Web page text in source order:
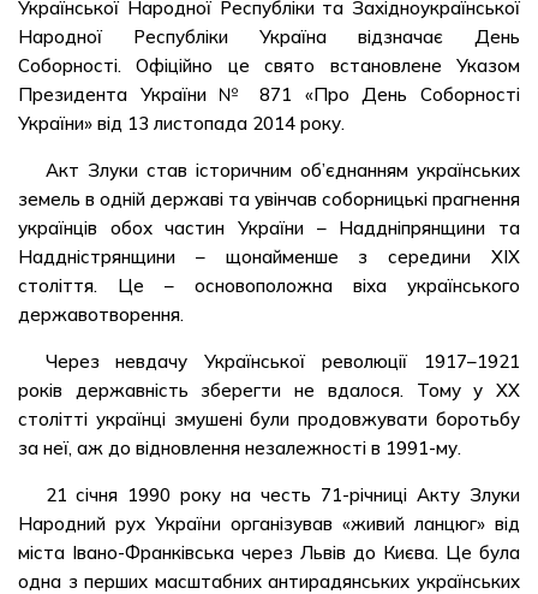
Української Народної Республіки та Західноукраїнської
Народної Республіки Україна відзначає День
Соборності. Офіційно це свято встановлене Указом
Президента України № 871 «Про День Соборності
України» від 13 листопада 2014 року.
Акт Злуки став історичним об’єднанням українських
земель в одній державі та увінчав соборницькі прагнення
українців обох частин України – Наддніпрянщини та
Наддністрянщини – щонайменше з середини XIX
століття. Це – основоположна віха українського
державотворення.
Через невдачу Української революції 1917–1921
років державність зберегти не вдалося. Тому у XX
столітті українці змушені були продовжувати боротьбу
за неї, аж до відновлення незалежності в 1991-му.
21 січня 1990 року на честь 71-річниці Акту Злуки
Народний рух України організував «живий ланцюг» від
міста Івано-Франківська через Львів до Києва. Це була
одна з перших масштабних антирадянських українських